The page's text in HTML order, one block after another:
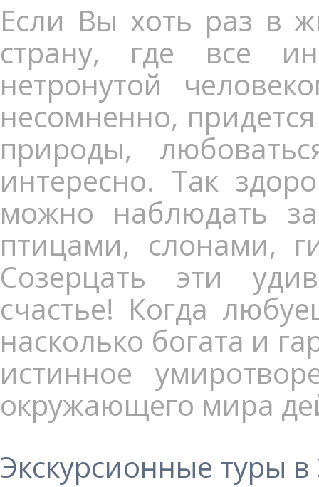
Если Вы хоть раз в
страну, где все
нетронутой
несомненно,
природы,
интересно. Так
можно наблюдать
птицами, слонами,
Созерцать эти
счастье! Когда
насколько богата и
истинное
окружающего мира
Экскурсионные туры